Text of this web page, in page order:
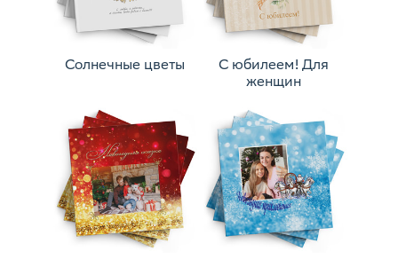
Солнечные цветы
С юбилеем! Для
женщин